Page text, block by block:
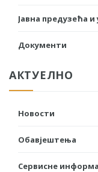
Јавна предузећа и
Документи
АКТУЕЛНО
Новости
Обавјештења
Сервисне